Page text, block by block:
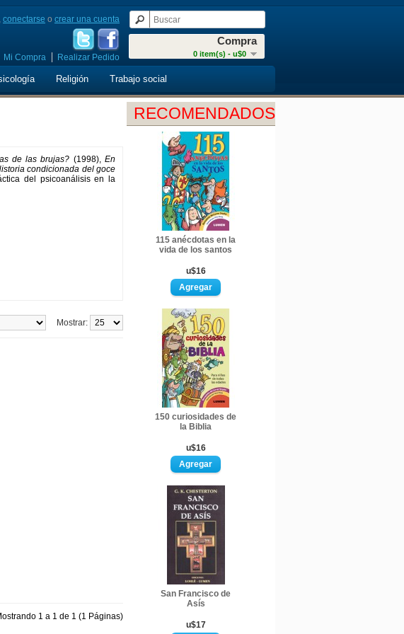
Compra
0 item(s) - u$0
conectarse o crear una cuenta
Mi Compra Realizar Pedido
Religión Trabajo social
RECOMENDADOS
115 anécdotas en la
vida de los santos
u$16
150 curiosidades de
la Biblia
u$16
San Francisco de
Asís
u$17
de las brujas? (1998),En
condicionada del goce
del psicoanálisis en la
Mostrar:
1 a 1 de 1 (1 Páginas)